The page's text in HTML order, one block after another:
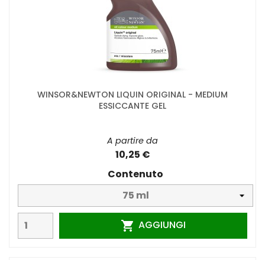
WINSOR&NEWTON LIQUIN ORIGINAL - MEDIUM
ESSICCANTE GEL
A partire da
10,25 €
Contenuto
 AGGIUNGI